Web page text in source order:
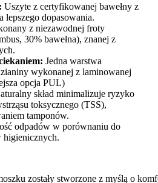
Uszyte z certyfikowanej bawełny z
lepszego dopasowania.
z niezawodnej froty
30% bawełna), znanej z
Jedna warstwa
wykonanej z laminowanej
opcja PUL)
skład minimalizuje ryzyko
toksycznego (TSS),
tamponów.
odpadów w porównaniu do
higienicznych.